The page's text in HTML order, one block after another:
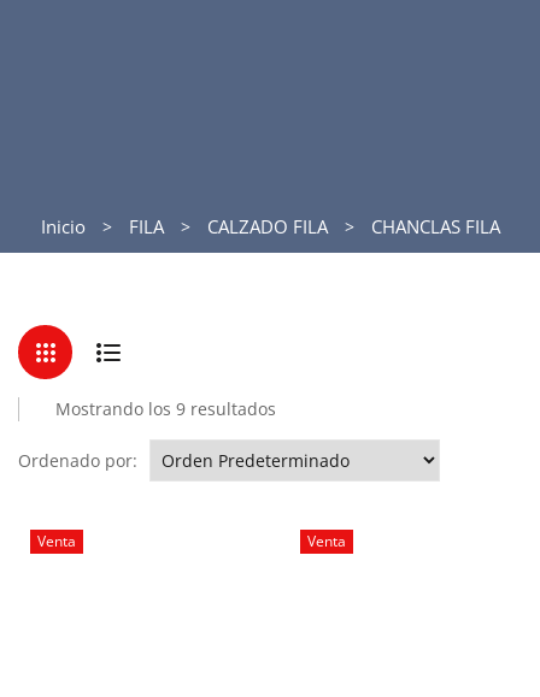
Inicio FILA CALZADO FILA CHANCLAS FILA
Mostrando los 9 resultados
Ordenado por:
Venta Venta